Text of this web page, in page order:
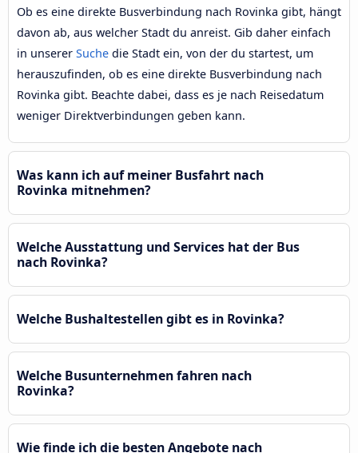
Ob es eine direkte Busverbindung nach Rovinka gibt, hängt
davon ab, aus welcher Stadt du anreist. Gib daher einfach
in unserer Suche die Stadt ein, von der du startest, um
herauszufinden, ob es eine direkte Busverbindung nach
Rovinka gibt. Beachte dabei, dass es je nach Reisedatum
weniger Direktverbindungen geben kann.
Was kann ich auf meiner Busfahrt nach
Rovinka mitnehmen?
Welche Ausstattung und Services hat der Bus
nach Rovinka?
Welche Bushaltestellen gibt es in Rovinka?
Welche Busunternehmen fahren nach
Rovinka?
Wie finde ich die besten Angebote nach